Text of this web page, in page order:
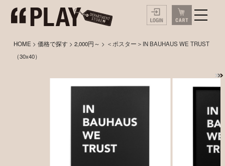
HOME >価格で探す >2,000円～ > ＜ポスター＞IN BAUHAUS WE TRUST
（30x40）